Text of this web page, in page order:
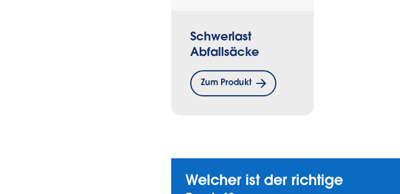
Schwerlast
Abfallsäcke
Zum Produkt
Welcher ist der richtige